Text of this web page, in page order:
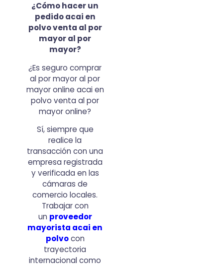
¿Cómo hacer un
pedido acai en
polvo venta al por
mayor al por
mayor?
¿Es seguro comprar
al por mayor al por
mayor online acai en
polvo venta al por
mayor online?
Sí, siempre que
realice la
transacción con una
empresa registrada
y verificada en las
cámaras de
comercio locales.
Trabajar con
un proveedor
mayorista acai en
polvocon
trayectoria
internacional como